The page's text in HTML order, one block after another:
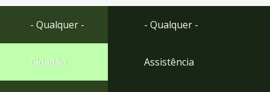
Ir
rodapé
- Qualquer -
Cidadão
- Qualquer -
Assistência